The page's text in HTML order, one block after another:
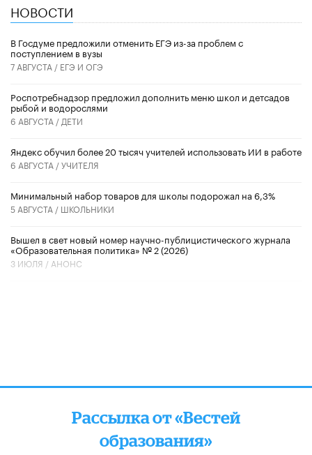
НОВОСТИ
В Госдуме предложили отменить ЕГЭ из-за проблем с
поступлением в вузы
7 АВГУСТА / ЕГЭ И ОГЭ
Роспотребнадзор предложил дополнить меню школ и детсадов
рыбой и водорослями
6 АВГУСТА / ДЕТИ
​Яндекс обучил более 20 тысяч учителей использовать ИИ в работе
6 АВГУСТА /УЧИТЕЛЯ
Минимальный набор товаров для школы подорожал на 6,3%
5 АВГУСТА / ШКОЛЬНИКИ
Вышел в свет новый номер научно-публицистического журнала
«Образовательная политика» № 2 (2026)
3 ИЮЛЯ / АНОНС
Рассылка от «Вестей
образования»